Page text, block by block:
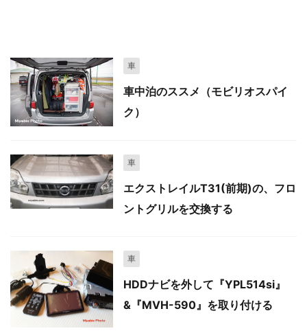
車
車中泊のススメ（モビリオスパイ
ク）
車
エクストレイルT31(前期)の、フロ
ントグリルを交換する
車
HDDナビを外して『YPL514si』
&『MVH-590』を取り付ける